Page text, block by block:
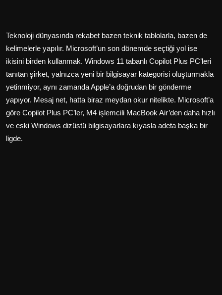
Teknoloji dünyasında rekabet bazen teknik tablolarla, bazen de
kelimelerle yapılır. Microsoft’un son dönemde seçtiği yol ise
ikisini birden kullanmak. Windows 11 tabanlı Copilot Plus PC’leri
tanıtan şirket, yalnızca yeni bir bilgisayar kategorisi oluşturmakla
yetinmiyor, aynı zamanda Apple’a doğrudan bir gönderme
yapıyor. Mesaj net, hatta biraz meydan okur nitelikte. Microsoft’a
göre Copilot Plus PC’ler, M4 işlemcili MacBook Air’den daha hızlı
ve eski Windows dizüstü bilgisayarlara kıyasla adeta başka bir
ligde.